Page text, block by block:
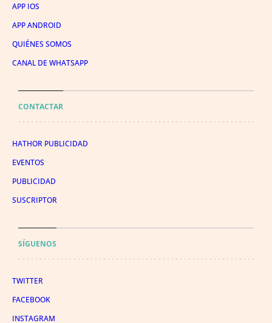
APP IOS
APP ANDROID
QUIÉNES SOMOS
CANAL DE WHATSAPP
CONTACTAR
HATHOR PUBLICIDAD
EVENTOS
PUBLICIDAD
SUSCRIPTOR
SÍGUENOS
TWITTER
FACEBOOK
INSTAGRAM